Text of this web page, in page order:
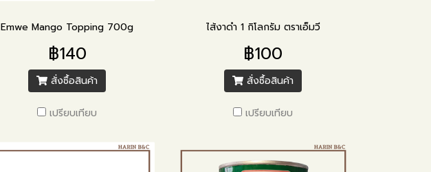
Emwe Mango Topping 700g
฿140
สั่งซื้อสินค้า
เปรียบเทียบ
ไส้งาดำ 1 กิโลกรัม ตราเอ็มวี
฿100
สั่งซื้อสินค้า
เปรียบเทียบ